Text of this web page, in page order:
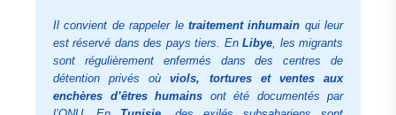
Il convient de rappeler le traitement inhumain qui leur
est réservé dans des pays tiers. EnLibye , les migrants
sont régulièrement enfermés dans des centres de
détention privés oùviols, tortures et ventes aux
enchères d’êtres humains ont été documentés par